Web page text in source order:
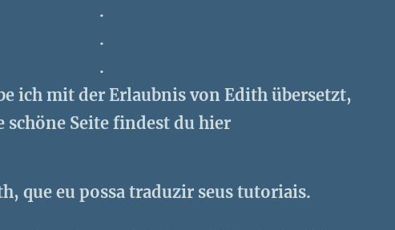
.
.
.
ich mit der Erlaubnis von Edith übersetzt,
schöne Seite findest du hier
que eu possa traduzir seus tutoriais.